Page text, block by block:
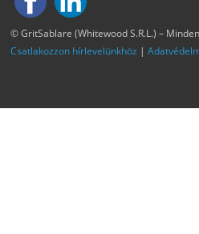
© GritSablare (Whitewood S.R.L.) –
Csatlakozzon hírlevelünkhöz |